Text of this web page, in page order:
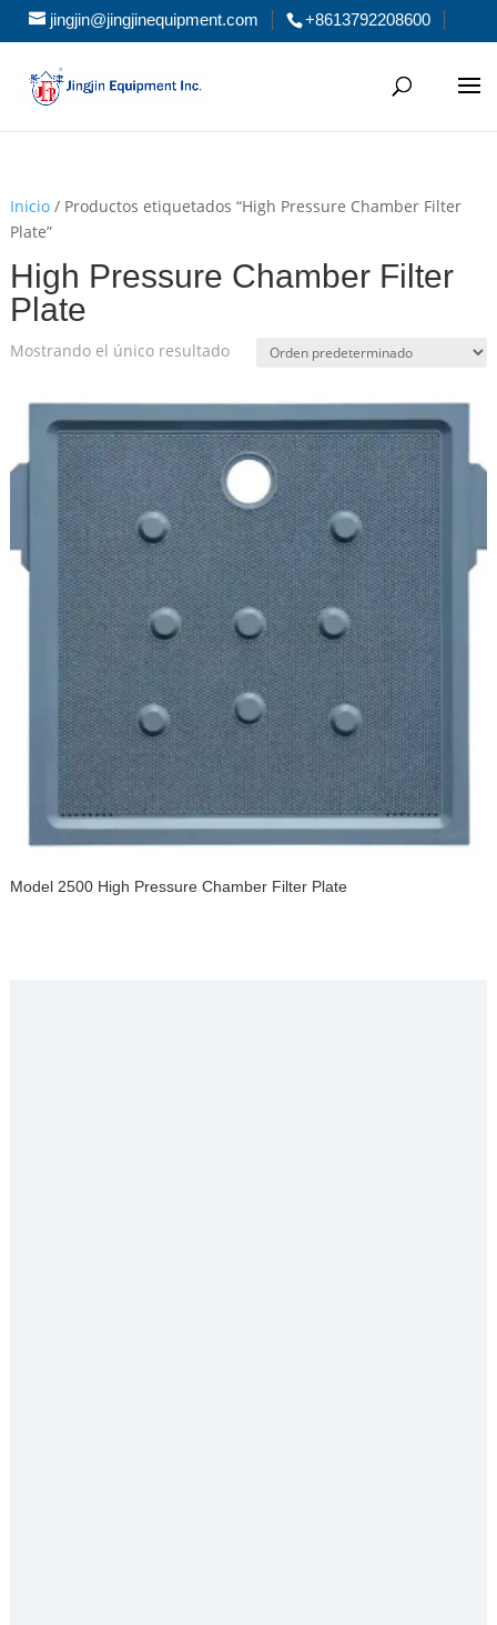
jingjin@jingjinequipment.com +8613792208600
Inicio/ Productos etiquetados “High Pressure Chamber Filter
Plate”
High Pressure Chamber Filter
Plate
Mostrando el único resultado
Model 2500 High Pressure Chamber Filter Plate